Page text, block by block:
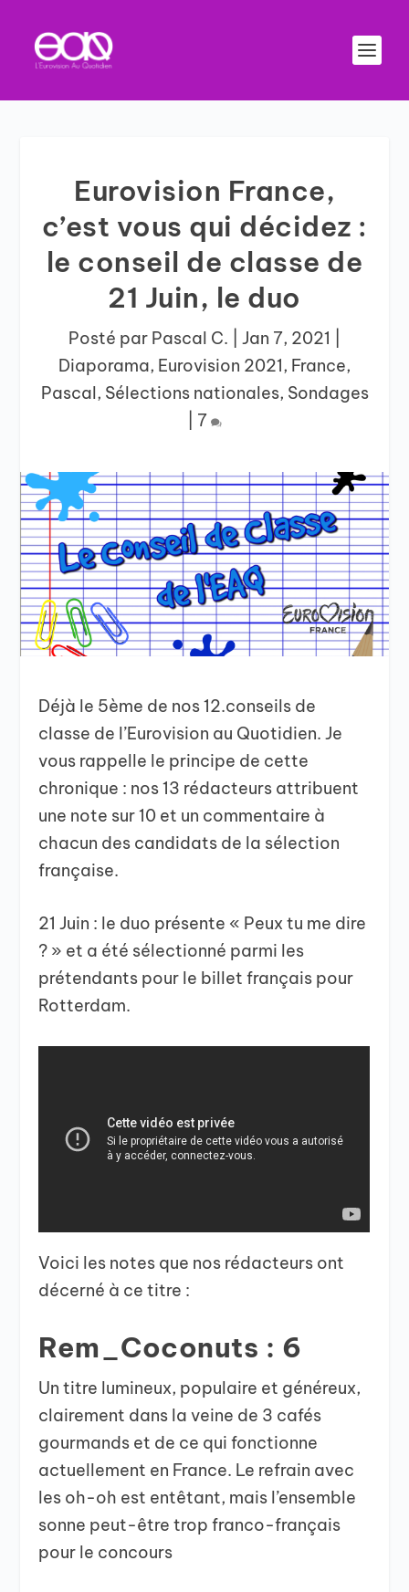
Eurovision France,
c’est vous qui décidez :
le conseil de classe de
21 Juin, le duo
Posté par Pascal C. Jan 7, 2021
Diaporama, Eurovision 2021, France,
Pascal, Sélections nationales, Sondages
7
Déjà le 5ème de nos 12.conseils de
classe de l’Eurovision au Quotidien. Je
vous rappelle le principe de cette
chronique : nos 13 rédacteurs attribuent
une note sur 10 et un commentaire à
chacun des candidats de la sélection
française.
21 Juin : le duo présente « Peux tu me dire
? » et a été sélectionné parmi les
prétendants pour le billet français pour
Rotterdam.
Voici les notes que nos rédacteurs ont
décerné à ce titre :
Rem_Coconuts : 6
Un titre lumineux, populaire et généreux,
clairement dans la veine de 3 cafés
gourmands et de ce qui fonctionne
actuellement en France. Le refrain avec
les oh-oh est entêtant, mais l’ensemble
sonne peut-être trop franco-français
pour le concours